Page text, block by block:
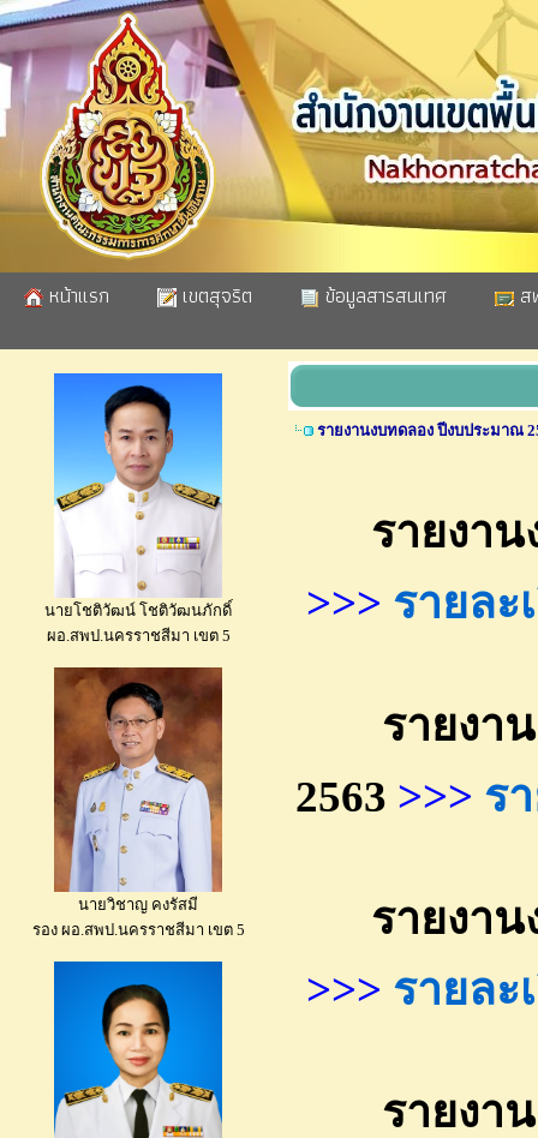
หน้าแรก เขตสุจริต ข้อมูลสารสนเทศ ส
นายโชติวัฒน์ โชติวัฒนภักดิ์
ผอ.สพป.นครราชสีมา เขต 5
นายวิชาญ คงรัสมี
รอง ผอ.สพป.นครราชสีมา เขต 5
รายงานงบทดลอง ปีงบประมาณ
รายงาน
>>> รายละ
รายงานง
2563 >>> ร
รายงานง
>>> รายละ
รายงานง